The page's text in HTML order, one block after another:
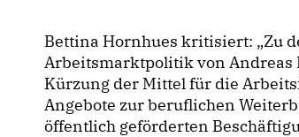
Bettina Hornhues kritisiert: „Zu
Arbeitsmarktpolitik von Andreas
Kürzung der Mittel für die
Angebote zur beruflichen
öffentlich geförderten